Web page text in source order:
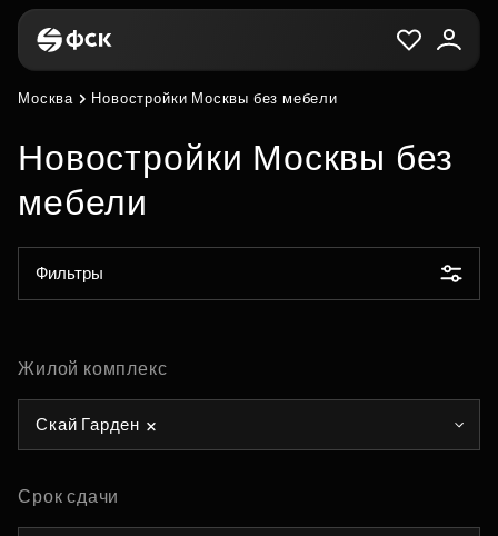
Москва Новостройки Москвы без мебели
Новостройки Москвы без
мебели
Фильтры
Жилой комплекс
Скай Гарден
Срок сдачи